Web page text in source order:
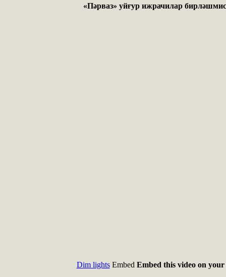
«Пәрваз» уйғур ижрачилар
Dim lightsEmbed Embed this video on your